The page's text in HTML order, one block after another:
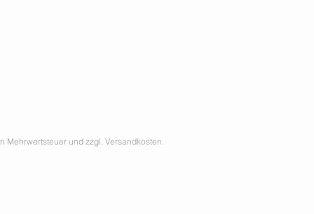
Mehrwertsteuer und zzgl. Versandkosten.